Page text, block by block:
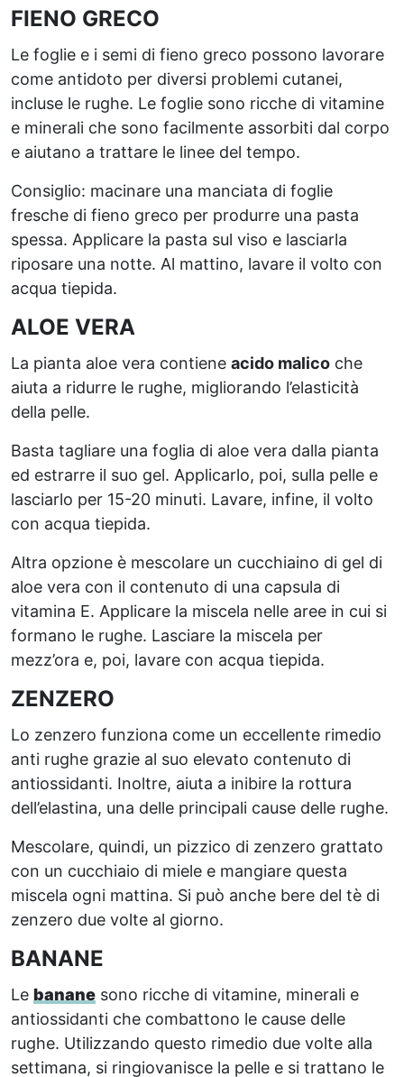
FIENO GRECO
Le foglie e i semi di fieno greco possono lavorare
come antidoto per diversi problemi cutanei,
incluse le rughe. Le foglie sono ricche di vitamine
e minerali che sono facilmente assorbiti dal corpo
e aiutano a trattare le linee del tempo.
Consiglio: macinare una manciata di foglie
fresche di fieno greco per produrre una pasta
spessa. Applicare la pasta sul viso e lasciarla
riposare una notte. Al mattino, lavare il volto con
acqua tiepida.
ALOE VERA
La pianta aloe vera contiene acido malico che
aiuta a ridurre le rughe, migliorando l’elasticità
della pelle.
Basta tagliare una foglia di aloe vera dalla pianta
ed estrarre il suo gel. Applicarlo, poi, sulla pelle e
lasciarlo per 15-20 minuti. Lavare, infine, il volto
con acqua tiepida.
Altra opzione è mescolare un cucchiaino di gel di
aloe vera con il contenuto di una capsula di
vitamina E. Applicare la miscela nelle aree in cui si
formano le rughe. Lasciare la miscela per
mezz’ora e, poi, lavare con acqua tiepida.
ZENZERO
Lo zenzero funziona come un eccellente rimedio
anti rughe grazie al suo elevato contenuto di
antiossidanti. Inoltre, aiuta a inibire la rottura
dell’elastina, una delle principali cause delle rughe.
Mescolare, quindi, un pizzico di zenzero grattato
con un cucchiaio di miele e mangiare questa
miscela ogni mattina. Si può anche bere del tè di
zenzero due volte al giorno.
BANANE
Le banane sono ricche di vitamine, minerali e
antiossidanti che combattono le cause delle
rughe. Utilizzando questo rimedio due volte alla
settimana, si ringiovanisce la pelle e si trattano le